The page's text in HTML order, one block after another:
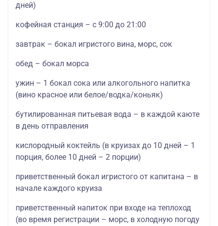
дней)
кофейная станция – с 9:00 до 21:00
завтрак – бокал игристого вина, морс, сок
обед – бокал морса
ужин – 1 бокал сока или алкогольного напитка
(вино красное или белое/водка/коньяк)
бутилированная питьевая вода – в каждой каюте
в день отправления
кислородный коктейль (в круизах до 10 дней – 1
порция, более 10 дней – 2 порции)
приветственный бокал игристого от капитана – в
начале каждого круиза
приветственный напиток при входе на теплоход
(во время регистрации – морс, в холодную погоду